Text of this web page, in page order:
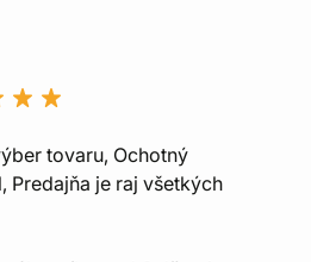
tovaru, Ochotný
Predajňa je raj všetkých